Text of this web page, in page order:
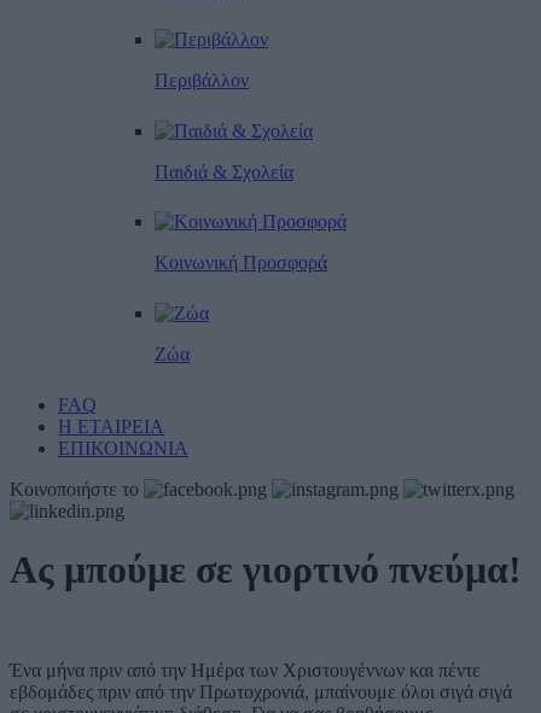
Περιβάλλον
Παιδιά & Σχολεία
Κοινωνική Προσφορά
Ζώα
FAQ
Η ΕΤΑΙΡΕΙΑ
ΕΠΙΚΟΙΝΩΝΙΑ
Κοινοποιήστε το
Ας μπούμε σε γιορτινό πνεύμα!
Ένα μήνα πριν από την Ημέρα των Χριστουγέννων και πέντε
εβδομάδες πριν από την Πρωτοχρονιά, μπαίνουμε όλοι σιγά σιγά